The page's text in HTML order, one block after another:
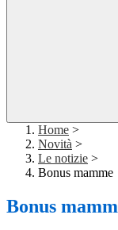
Home >
Novità >
Le notizie >
Bonus mamme
Bonus